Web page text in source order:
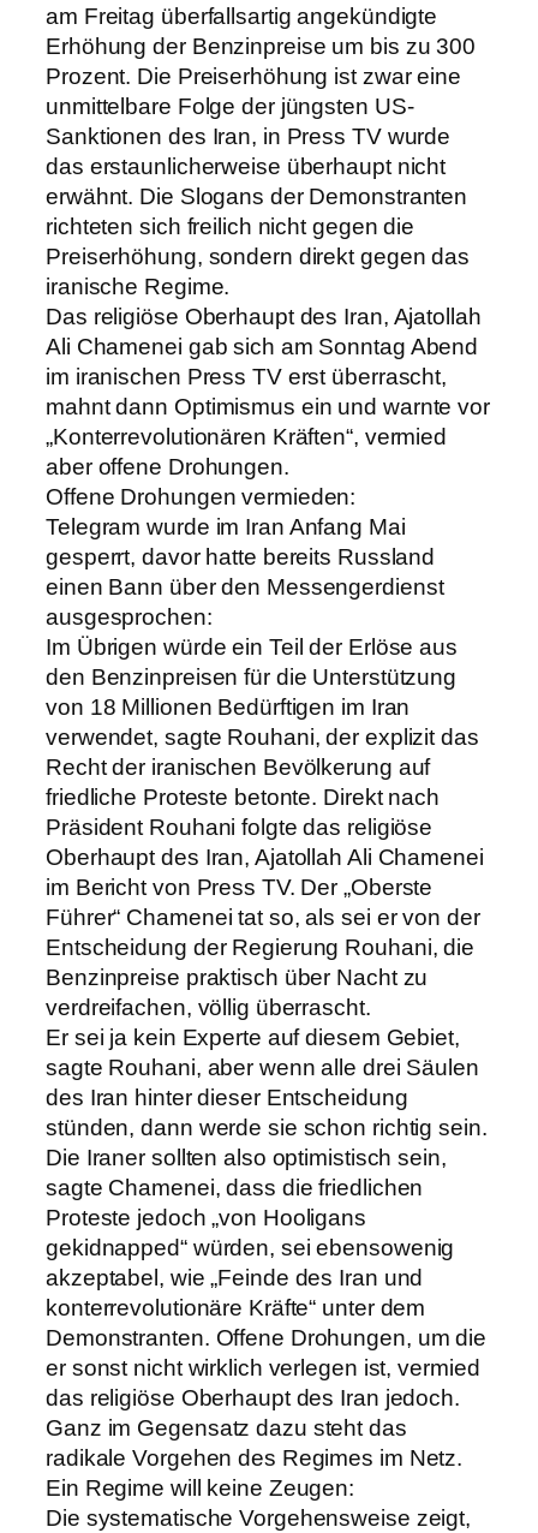
am Freitag überfallsartig angekündigte
Erhöhung der Benzinpreise um bis zu 300
Prozent. Die Preiserhöhung ist zwar eine
unmittelbare Folge der jüngsten US-
Sanktionen des Iran, in Press TV wurde
das erstaunlicherweise überhaupt nicht
erwähnt. Die Slogans der Demonstranten
richteten sich freilich nicht gegen die
Preiserhöhung, sondern direkt gegen das
iranische Regime.
Das religiöse Oberhaupt des Iran, Ajatollah
Ali Chamenei gab sich am Sonntag Abend
im iranischen Press TV erst überrascht,
mahnt dann Optimismus ein und warnte vor
„Konterrevolutionären Kräften“, vermied
aber offene Drohungen.
Offene Drohungen vermieden:
Telegram wurde im Iran Anfang Mai
gesperrt, davor hatte bereits Russland
einen Bann über den Messengerdienst
ausgesprochen:
Im Übrigen würde ein Teil der Erlöse aus
den Benzinpreisen für die Unterstützung
von 18 Millionen Bedürftigen im Iran
verwendet, sagte Rouhani, der explizit das
Recht der iranischen Bevölkerung auf
friedliche Proteste betonte. Direkt nach
Präsident Rouhani folgte das religiöse
Oberhaupt des Iran, Ajatollah Ali Chamenei
im Bericht von Press TV. Der „Oberste
Führer“ Chamenei tat so, als sei er von der
Entscheidung der Regierung Rouhani, die
Benzinpreise praktisch über Nacht zu
verdreifachen, völlig überrascht.
Er sei ja kein Experte auf diesem Gebiet,
sagte Rouhani, aber wenn alle drei Säulen
des Iran hinter dieser Entscheidung
stünden, dann werde sie schon richtig sein.
Die Iraner sollten also optimistisch sein,
sagte Chamenei, dass die friedlichen
Proteste jedoch „von Hooligans
gekidnapped“ würden, sei ebensowenig
akzeptabel, wie „Feinde des Iran und
konterrevolutionäre Kräfte“ unter dem
Demonstranten. Offene Drohungen, um die
er sonst nicht wirklich verlegen ist, vermied
das religiöse Oberhaupt des Iran jedoch.
Ganz im Gegensatz dazu steht das
radikale Vorgehen des Regimes im Netz.
Ein Regime will keine Zeugen:
Die systematische Vorgehensweise zeigt,